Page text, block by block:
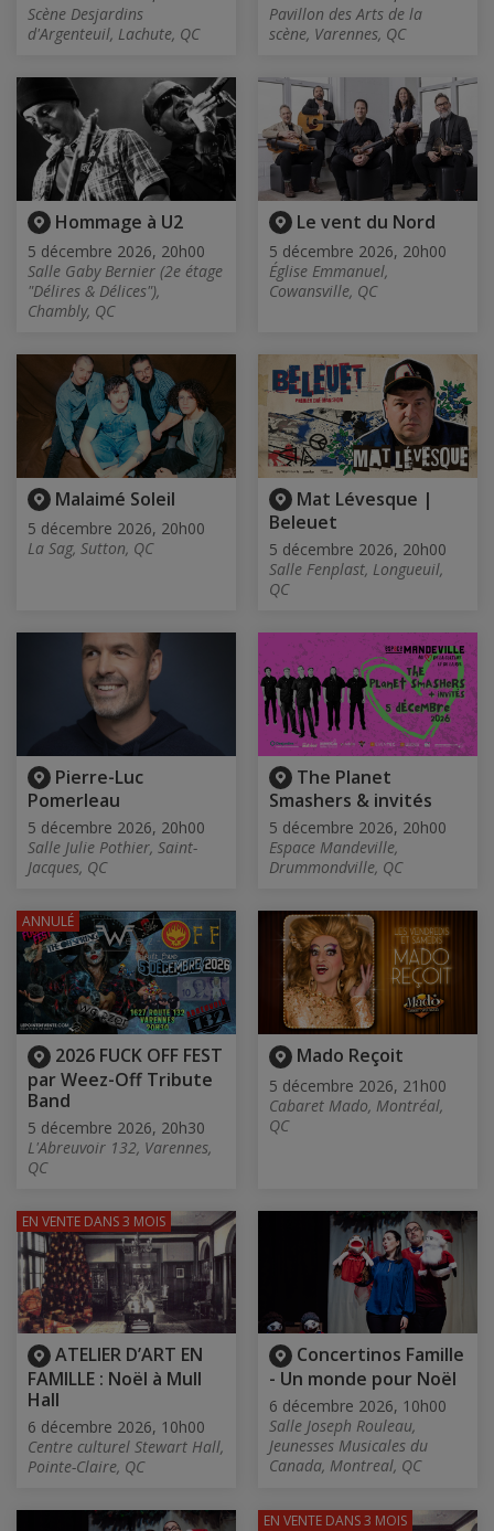
Scène Desjardins
d'Argenteuil, Lachute, QC
Pavillon des Arts de la
scène, Varennes, QC
Hommage à U2
5 décembre 2026, 20h00
Salle Gaby Bernier (2e étage
"Délires & Délices"),
Chambly, QC
Le vent du Nord
5 décembre 2026, 20h00
Église Emmanuel,
Cowansville, QC
Malaimé Soleil
5 décembre 2026, 20h00
La Sag, Sutton, QC
Mat Lévesque |
Beleuet
5 décembre 2026, 20h00
Salle Fenplast, Longueuil,
QC
Pierre-Luc
Pomerleau
5 décembre 2026, 20h00
Salle Julie Pothier, Saint-
Jacques, QC
The Planet
Smashers & invités
5 décembre 2026, 20h00
Espace Mandeville,
Drummondville, QC
2026 FUCK OFF FEST
par Weez-Off Tribute
Band
5 décembre 2026, 20h30
L'Abreuvoir 132, Varennes,
QC
ANNULÉ
Mado Reçoit
5 décembre 2026, 21h00
Cabaret Mado, Montréal,
QC
ATELIER D’ART EN
FAMILLE : Noël à Mull
Hall
6 décembre 2026, 10h00
Centre culturel Stewart Hall,
Pointe-Claire, QC
EN VENTE DANS 3 MOIS
Concertinos Famille
- Un monde pour Noël
6 décembre 2026, 10h00
Salle Joseph Rouleau,
Jeunesses Musicales du
Canada, Montreal, QC
EN VENTE DANS 3 MOIS